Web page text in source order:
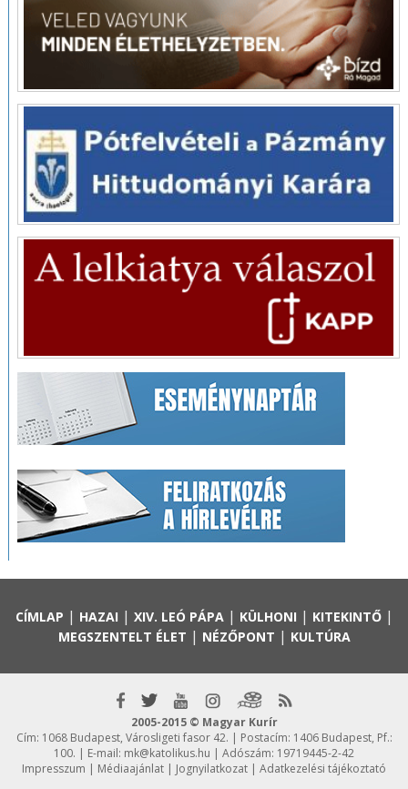
CÍMLAP | HAZAI | XIV. LEÓ PÁPA| KÜLHONI | KITEKINTŐ|
MEGSZENTELT ÉLET | NÉZŐPONT | KULTÚRA
2005-2015 © Magyar Kurír
Cím: 1068 Budapest, Városligeti fasor 42. | Postacím: 1406 Budapest, Pf.:
100. | E-mail: mk@katolikus.hu | Adószám: 19719445-2-42
Impresszum | Médiaajánlat | Jognyilatkozat | Adatkezelési tájékoztató